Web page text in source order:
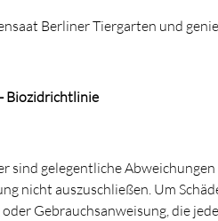
Berliner Tiergarten und
Biozidrichtlinie
gelegentliche Abweichungen
nicht auszuschließen. Um
Gebrauchsanweisung, die